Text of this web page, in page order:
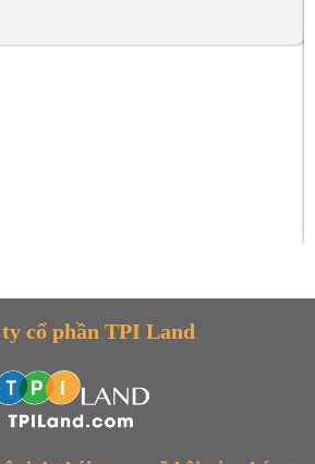
cổ phần TPI Land